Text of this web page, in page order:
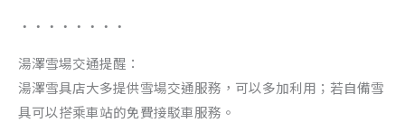
・・・・・・・・
湯澤雪場交通提醒：
湯澤雪具店大多提供雪場交通服務，可以多加利用；若自備雪
具可以搭乘車站的免費接駁車服務。